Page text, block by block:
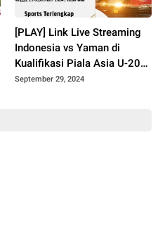
[PLAY] Link Live Streaming
Indonesia vs Yaman di
Kualifikasi Piala Asia U-20
2025
September 29, 2024